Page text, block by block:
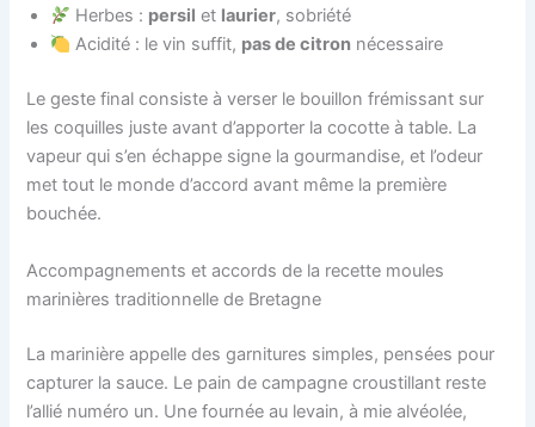
Herbes : persil et laurier, sobriété
Acidité : le vin suffit, pas de citron nécessaire
Le geste final consiste à verser le bouillon frémissant sur
les coquilles juste avant d’apporter la cocotte à table. La
vapeur qui s’en échappe signe la gourmandise, et l’odeur
met tout le monde d’accord avant même la première
bouchée.
Accompagnements et accords de la recette moules
marinières traditionnelle de Bretagne
La marinière appelle des garnitures simples, pensées pour
capturer la sauce. Le pain de campagne croustillant reste
l’allié numéro un. Une fournée au levain, à mie alvéolée,